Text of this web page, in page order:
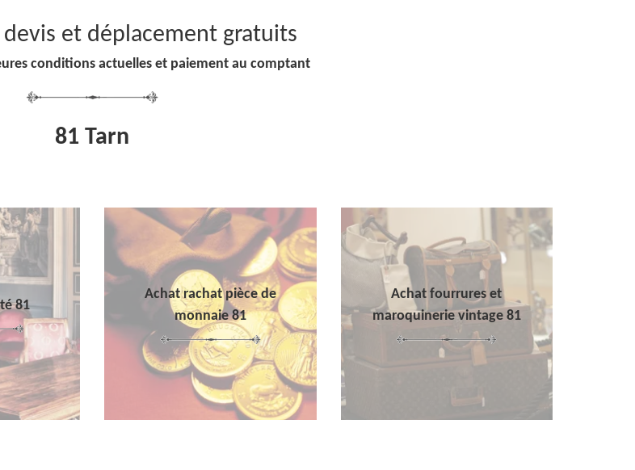
et déplacement gratuits
conditions actuelles et paiement au comptant
81 Tarn
81
Achat rachat pièce de
monnaie 81
Achat fourrures et
maroquinerie vintage 81